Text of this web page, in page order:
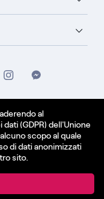
al
(GDPR) dell'Unione
scopo al quale
di dati anonimizzati
sito.
Spa VAT code